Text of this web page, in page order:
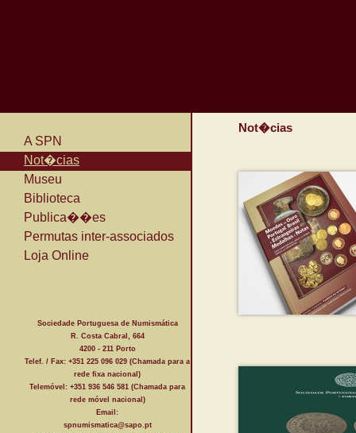
A SPN
Not�cias
Museu
Biblioteca
Publica��es
Permutas inter-associados
Loja Online
Sociedade Portuguesa de Numismática
R. Costa Cabral, 664
4200 - 211 Porto
Telef. / Fax: +351 225 096 029 (Chamada para a
rede fixa nacional)
Telemóvel: +351 936 546 581 (Chamada para
rede móvel nacional)
Email:
spnumismatica@sapo.pt
Not�cias